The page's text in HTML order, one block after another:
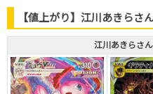
【値上がり】江川あきらさ
江川あきらさ